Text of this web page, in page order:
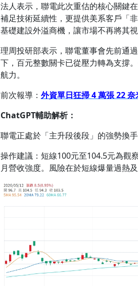
法人表示，聯電此次重估的核心關鍵
補足技術延續性，更提供美系客戶「
基礎建設外溢商機，讓市場不再將其
理周投研部表示，聯電董事會先前通
下，百元整數關卡已從壓力轉為支撐
航力。
前次報導： 外資單日狂掃 4 萬張 22
ChatGPT輔助解析：
聯電正處於「主升段後段」的強勢換
操作建議：短線100元至104.5元為觀
月營收強度。風險在於短線爆量過熱